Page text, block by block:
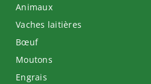
Animaux
Vaches laitières
Bœuf
Moutons
Engrais